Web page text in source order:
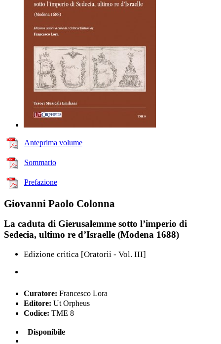
Anteprima volume
Sommario
Prefazione
Giovanni Paolo Colonna
La caduta di Gierusalemme sotto l’imperio di
Sedecia, ultimo re d’Israelle (Modena 1688)
Edizione critica [Oratorii - Vol. III]
Curatore: Francesco Lora
Editore: Ut Orpheus
Codice: TME 8
Disponibile